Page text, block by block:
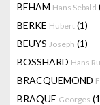
BEHAM Hans Sebald
BERKE Hubert (1)
BEUYS Joseph (1)
BOSSHARD Hans
BRACQUEMOND
BRAQUE Georges